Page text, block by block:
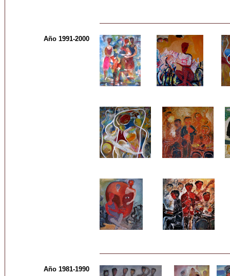
Año 1991-2000
Año 1981-1990